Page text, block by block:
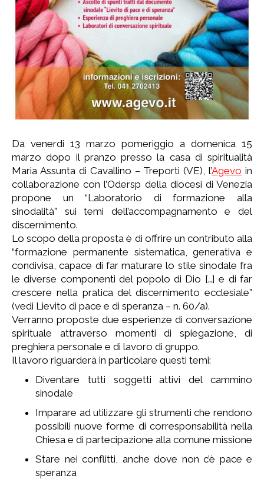
Da venerdi 13 marzo pomeriggio a domenica 15
marzo dopo il pranzo presso la casa di spiritualità
Maria Assunta di Cavallino – Treporti (VE), l’Agevo in
collaborazione con l’Odersp della diocesi di Venezia
propone un “Laboratorio di formazione alla
sinodalità” sui temi dell’accompagnamento e del
discernimento.
Lo scopo della proposta è di offrire un contributo alla
“formazione permanente sistematica, generativa e
condivisa, capace di far maturare lo stile sinodale fra
le diverse componenti del popolo di Dio […] e di far
crescere nella pratica del discernimento ecclesiale”
(vedi Lievito di pace e di speranza – n. 60/a).
Verranno proposte due esperienze di conversazione
spirituale attraverso momenti di spiegazione, di
preghiera personale e di lavoro di gruppo.
Il lavoro riguarderà in particolare questi temi:
Diventare tutti soggetti attivi del cammino
sinodale
Imparare ad utilizzare gli strumenti che rendono
possibili nuove forme di corresponsabilità nella
Chiesa e di partecipazione alla comune missione
Stare nei conflitti, anche dove non c’è pace e
speranza